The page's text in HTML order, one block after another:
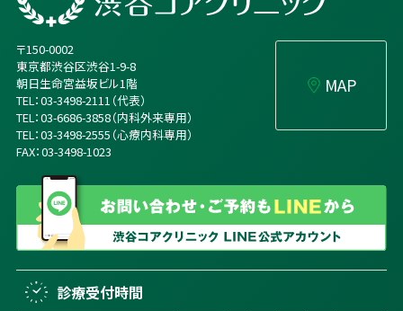
〒150-0002
東京都渋谷区渋谷1-9-8
朝日生命宮益坂ビル1階
TEL：03-3498-2111（代表）
TEL：03-6686-3858（内科外来専用）
TEL：03-3498-2555（心療内科専用）
FAX：03-3498-1023
MAP
診療受付時間